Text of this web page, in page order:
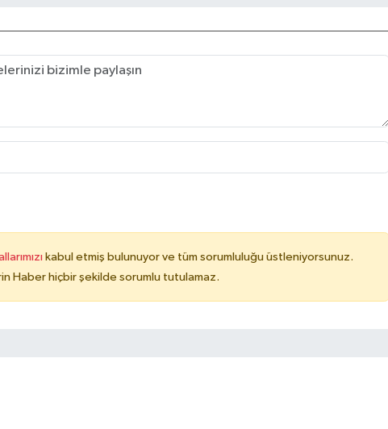
kabul etmiş bulunuyor ve tüm sorumluluğu üstleniyorsunuz.
Haber hiçbir şekilde sorumlu tutulamaz.